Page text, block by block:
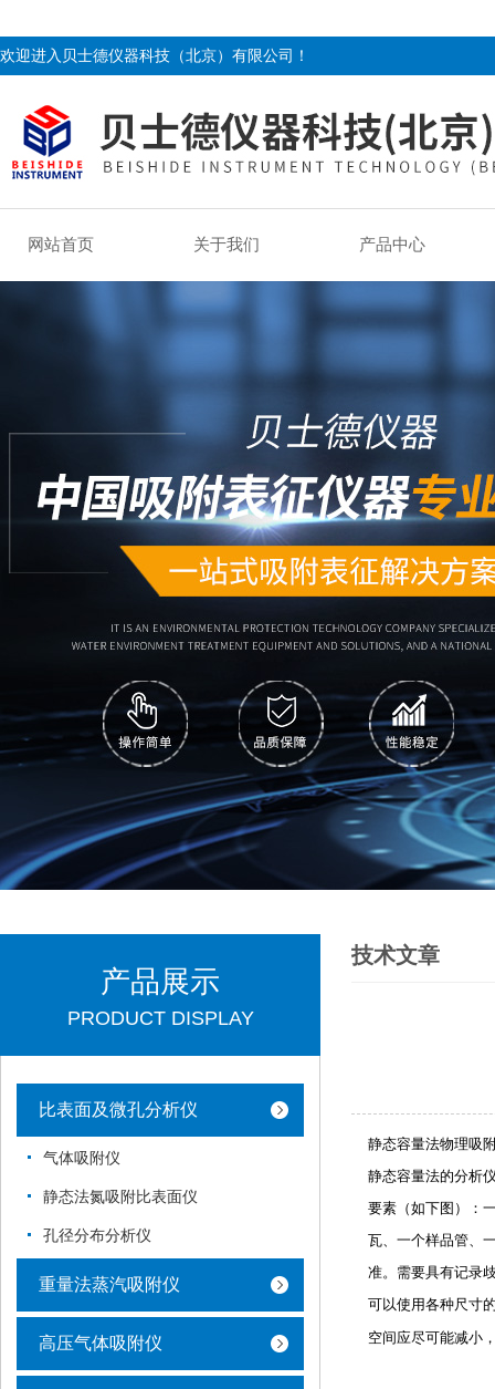
欢迎进入贝士德仪器科技（北京）有限公司！
网站首页 关于我们 产品中心
产品展示
PRODUCT DISPLAY
比表面及微孔分析仪
气体吸附仪
静态法氮吸附比表面仪
孔径分布分析仪
重量法蒸汽吸附仪
高压气体吸附仪
技术文章
静态容量法物理吸
静态容量法的分析
要素（如下图）：
瓦、一个样品管、
准。需要具有记录
可以使用各种尺寸
空间应尽可能减小